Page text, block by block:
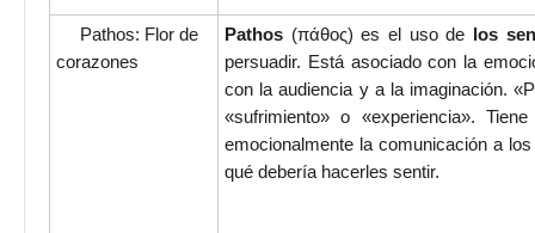
Pathos: Flor de
corazones
Pathos (πάθος) es el uso de
los
persuadir. Está asociado con la
con la audiencia y a la imaginación.
«sufrimiento» o «experiencia».
emocionalmente la comunicación a
qué debería hacerles sentir.